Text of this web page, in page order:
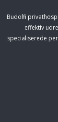
Budolfi
effektiv
specialiserede